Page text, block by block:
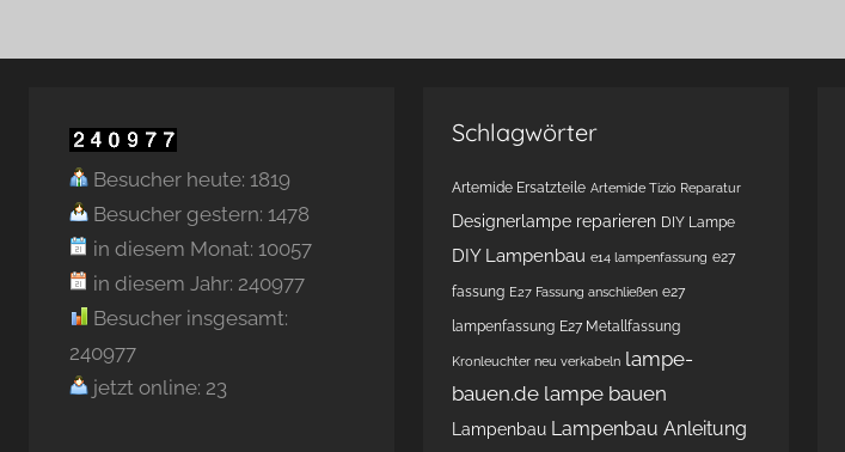
Besucher heute: 1819
Besucher gestern: 1478
in diesem Monat: 10057
in diesem Jahr: 240977
Besucher insgesamt:
240977
jetzt online: 23
Schlagwörter
Artemide Ersatzteile Artemide Tizio Reparatur
Designerlampe reparieren DIY Lampe
DIY Lampenbau e14 lampenfassung e27
fassung E27 Fassung anschließen e27
lampenfassung E27 Metallfassung
Kronleuchter neu verkabeln lampe-
bauen.de lampe bauen
Lampenbau Lampenbau Anleitung